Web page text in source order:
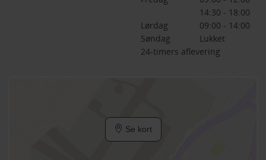
14:30 - 18:00
Lørdag
09:00 - 14:00
Søndag
Lukket
24-timers aflevering
Se kort